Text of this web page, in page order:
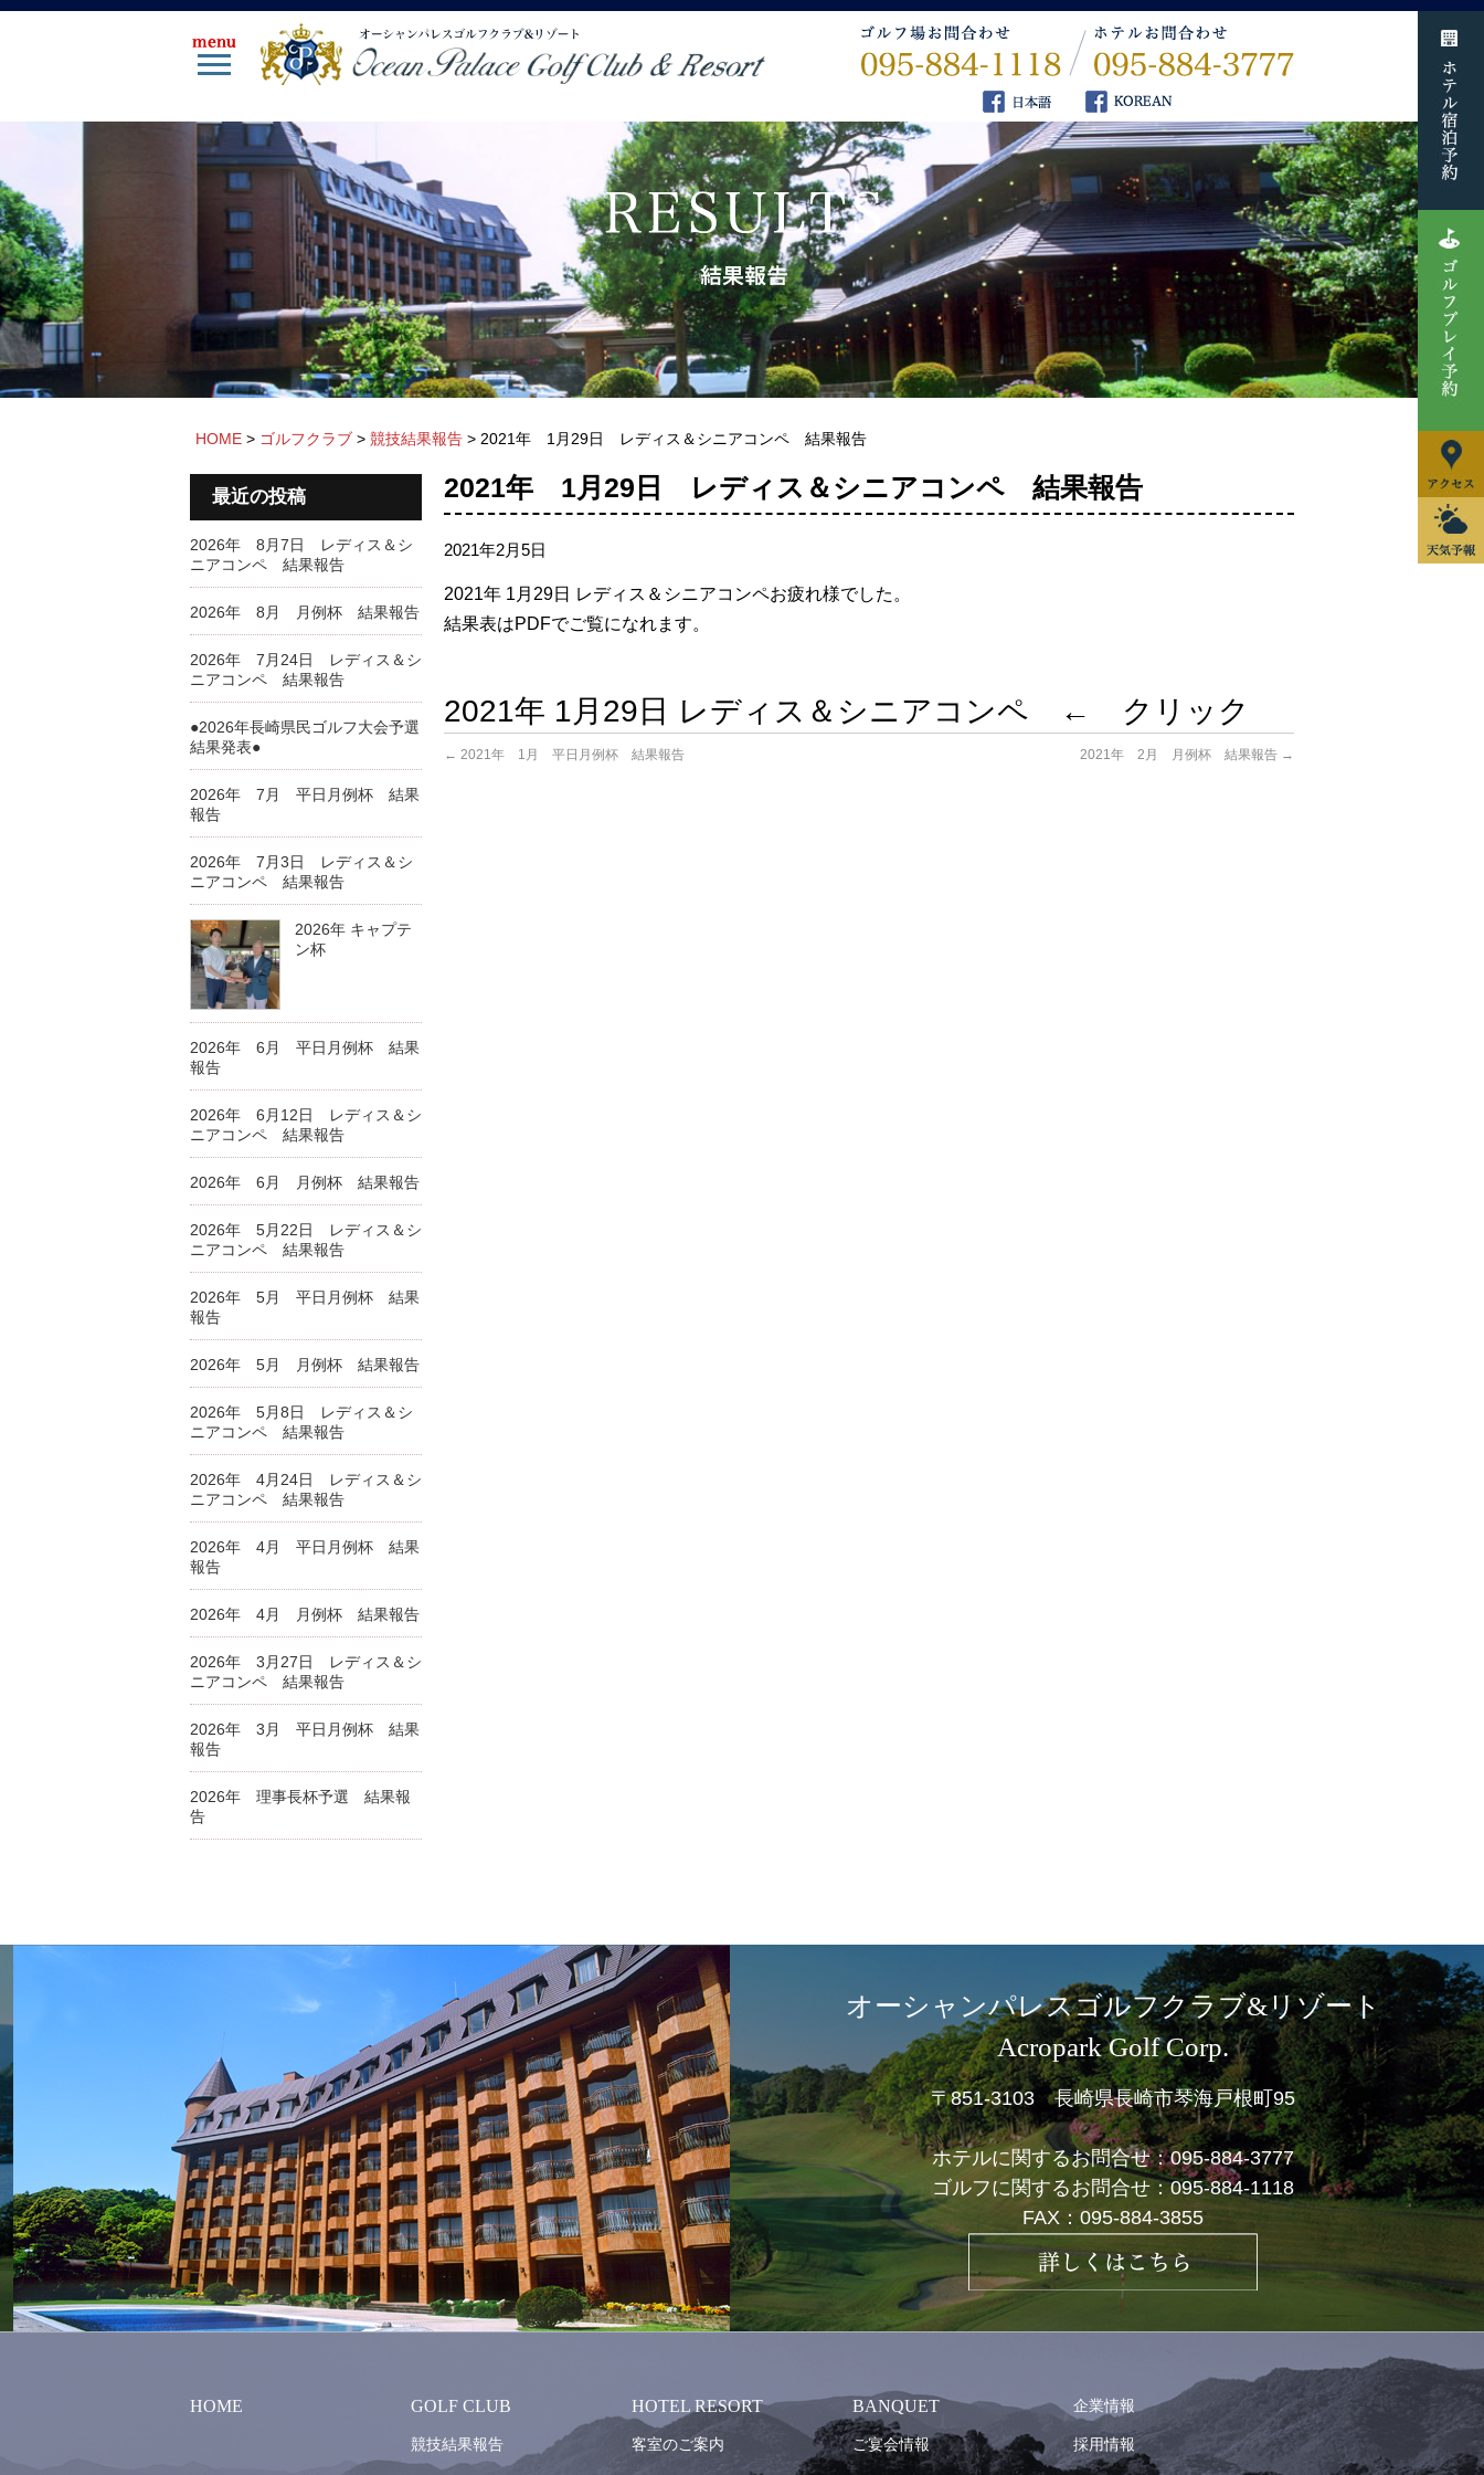
HOME > ゴルフクラブ > 競技結果報告 > 2021年 1月29日 レディス＆シニアコンペ 結果報告
2021年 1月29日 レディス＆シニアコンペ 結果報告
2021年2月5日
2021年 1月29日 レディス＆シニアコンペお疲れ様でした。
結果表はPDFでご覧になれます。
2021年 1月29日 レディス＆シニアコンペ ← クリック
← 2021年 1月 平日月例杯 結果報告 2021年 2月 月例杯 結果報告 →
最近の投稿
2026年 8月7日 レディス＆シ
ニアコンペ 結果報告
2026年 8月 月例杯 結果報告
2026年 7月24日 レディス＆シ
ニアコンペ 結果報告
●2026年長崎県民ゴルフ大会予選
結果発表●
2026年 7月 平日月例杯 結果
報告
2026年 7月3日 レディス＆シ
ニアコンペ 結果報告
2026年 キャプテ
ン杯
2026年 6月 平日月例杯 結果
報告
2026年 6月12日 レディス＆シ
ニアコンペ 結果報告
2026年 6月 月例杯 結果報告
2026年 5月22日 レディス＆シ
ニアコンペ 結果報告
2026年 5月 平日月例杯 結果
報告
2026年 5月 月例杯 結果報告
2026年 5月8日 レディス＆シ
ニアコンペ 結果報告
2026年 4月24日 レディス＆シ
ニアコンペ 結果報告
2026年 4月 平日月例杯 結果
報告
2026年 4月 月例杯 結果報告
2026年 3月27日 レディス＆シ
ニアコンペ 結果報告
2026年 3月 平日月例杯 結果
報告
2026年 理事長杯予選 結果報
告
オーシャンパレスゴルフクラブ&リゾート
Acropark Golf Corp.
〒851-3103 長崎県長崎市琴海戸根町95
ホテルに関するお問合せ：095-884-3777
ゴルフに関するお問合せ：095-884-1118
FAX：095-884-3855
HOME GOLF CLUB
競技結果報告
HOTEL RESORT
客室のご案内
BANQUET
ご宴会情報
企業情報
採用情報